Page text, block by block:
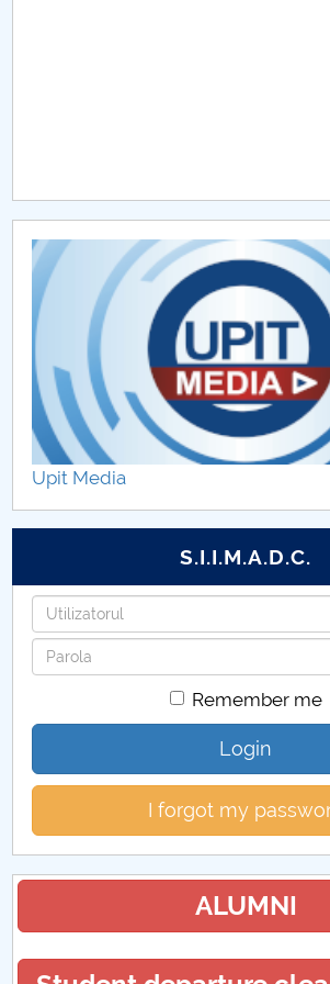
Chestionar angajabilitate ALUMNI –
CAR2026
MENIU CANTINA
Hotărâri Senat din 27 ianuarie
Hotarari Senat din 27 iulie 2020
Hotarari Senat din 7 septembrie
Hotarari Senat din 21 septembrie
Hotarari Senat din 30 septembrie
Hotarari Senat din 26 octombrie
Hotarari Senat din 9 noiembrie
Hotarari Senat din 16 noiembrie
Hotarari Senat din 4 decembrie
Hotarari Senat din 22 iulie 2020
Upit Media
S.I.I.M.A.D.C.
Username
Password
Remember me
Login
I forgot my
ALUMNI